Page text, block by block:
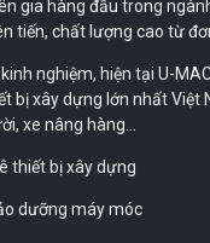
gia hàng đầu trong
tiến, chất lượng cao từ
nghiệm, hiện tại U-
bị xây dựng lớn nhất Việt
xe nâng hàng…
thiết bị xây dựng
dưỡng máy móc